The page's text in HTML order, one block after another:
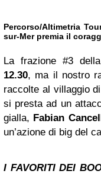
Percorso/Altimetria
sur-Mer premia il
La frazione #3
12.30, ma il nostro
raccolte al villaggio
si presta ad un
gialla, Fabian
un’azione di big del
I FAVORITI DEI